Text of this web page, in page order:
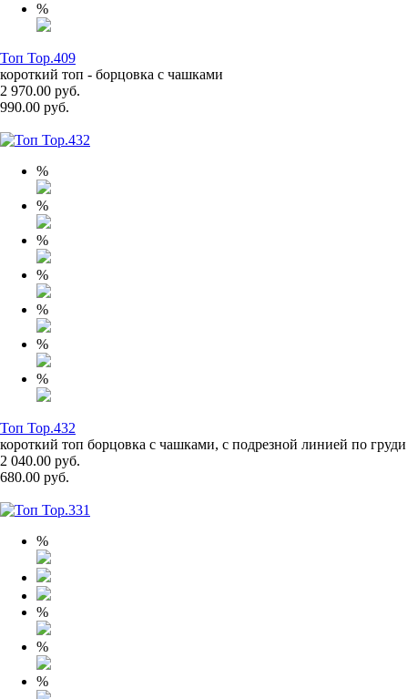
%
Топ Top.409
короткий топ - борцовка с чашками
2 970.00 руб.
990.00 руб.
%
%
%
%
%
%
%
Топ Top.432
короткий топ борцовка с чашками, с подрезной линией по груди
2 040.00 руб.
680.00 руб.
%
%
%
%